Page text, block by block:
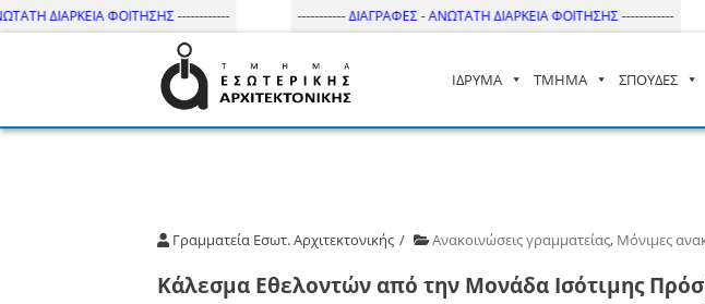
ΔΙΑΡΚΕΙΑ ΦΟΙΤΗΣΗΣ ------------ ----------- ΔΙΑΓΡΑΦΕΣ - ΑΝΩΤΑΤΗ ΔΙΑΡΚΕΙΑ ΦΟΙΤΗΣΗΣ ------------
Τμήμα Εσωτ. Αρχιτεκτονικής – ΔΙ.ΠΑ.Ε
ΙΔΡΥΜΑ ΤΜΗΜΑ ΣΠΟΥΔΕΣ
Γραμματεία Εσωτ. Αρχιτεκτονικής Ανακοινώσεις γραμματείας, Μόνιμες
Κάλεσμα Εθελοντών από την Μονάδα Ισότιμης